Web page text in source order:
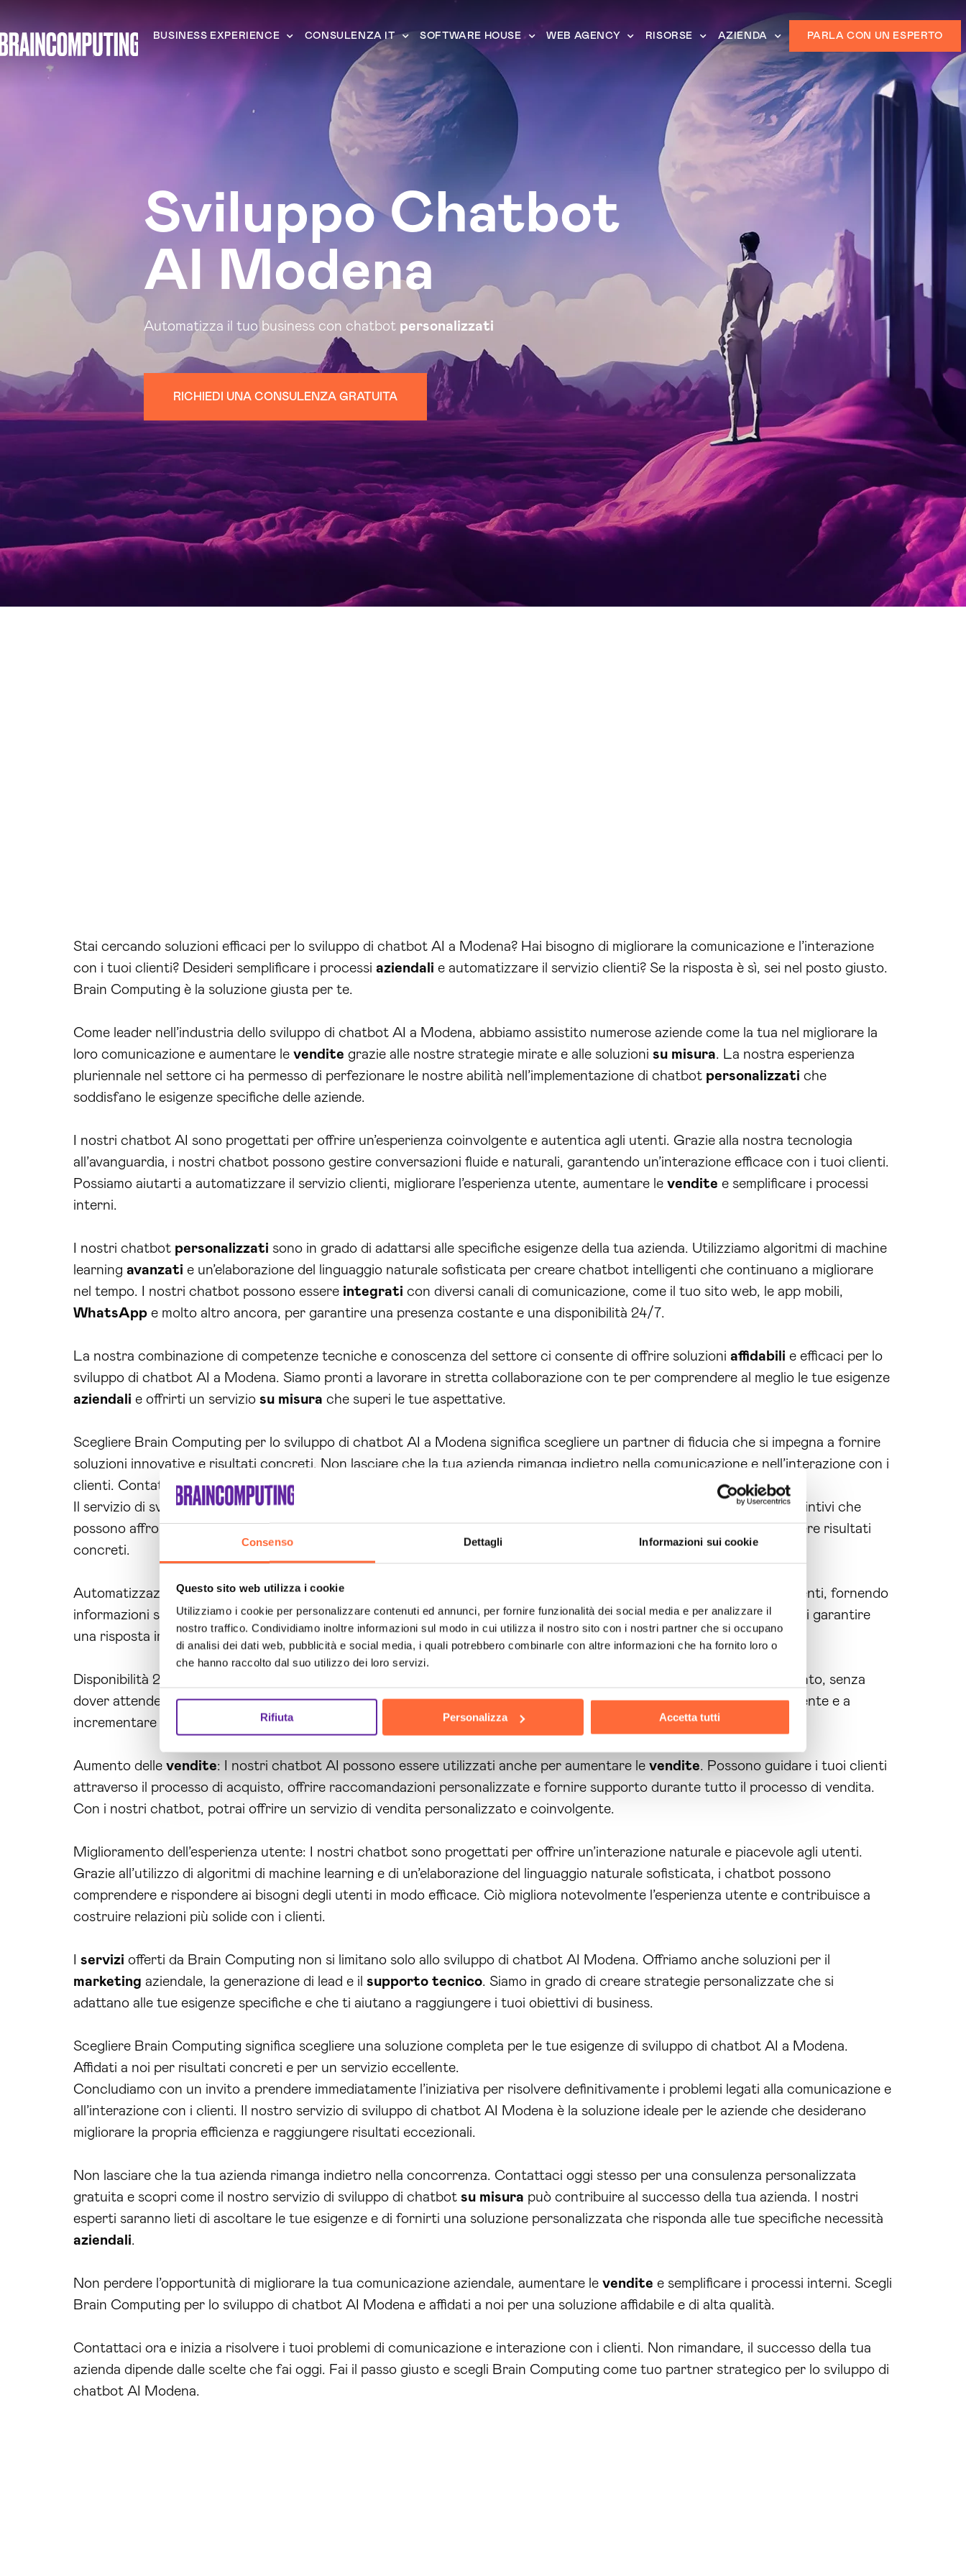
Consenso Dettagli Informazioni sui cookie
Questo sito web utilizza i cookie
Utilizziamo i cookie per personalizzare contenuti ed annunci, per fornire funzionalità dei social media e per analizzare il
nostro traffico. Condividiamo inoltre informazioni sul modo in cui utilizza il nostro sito con i nostri partner che si occupano
di analisi dei dati web, pubblicità e social media, i quali potrebbero combinarle con altre informazioni che ha fornito loro o
che hanno raccolto dal suo utilizzo dei loro servizi.
Rifiuta Personalizza Accetta tutti
BUSINESS EXPERIENCE CONSULENZA IT SOFTWARE HOUSE WEB AGENCY RISORSE AZIENDA PARLA CON UN ESPERTO
Sviluppo Chatbot
AI Modena
Automatizza il tuo business con chatbot personalizzati
RICHIEDI UNA CONSULENZA GRATUITA
Stai cercando soluzioni efficaci per lo sviluppo di chatbot AI a Modena? Hai bisogno di migliorare la comunicazione e l’interazione
con i tuoi clienti? Desideri semplificare i processi aziendali e automatizzare il servizio clienti? Se la risposta è sì, sei nel posto giusto.
Brain Computing è la soluzione giusta per te.
Come leader nell’industria dello sviluppo di chatbot AI a Modena, abbiamo assistito numerose aziende come la tua nel migliorare la
loro comunicazione e aumentare le vendite grazie alle nostre strategie mirate e alle soluzioni su misura. La nostra esperienza
pluriennale nel settore ci ha permesso di perfezionare le nostre abilità nell’implementazione di chatbot personalizzati che
soddisfano le esigenze specifiche delle aziende.
I nostri chatbot AI sono progettati per offrire un’esperienza coinvolgente e autentica agli utenti. Grazie alla nostra tecnologia
all’avanguardia, i nostri chatbot possono gestire conversazioni fluide e naturali, garantendo un’interazione efficace con i tuoi clienti.
Possiamo aiutarti a automatizzare il servizio clienti, migliorare l’esperienza utente, aumentare le vendite e semplificare i processi
interni.
I nostri chatbot personalizzati sono in grado di adattarsi alle specifiche esigenze della tua azienda. Utilizziamo algoritmi di machine
learning avanzati e un’elaborazione del linguaggio naturale sofisticata per creare chatbot intelligenti che continuano a migliorare
nel tempo. I nostri chatbot possono essere integrati con diversi canali di comunicazione, come il tuo sito web, le app mobili,
WhatsApp e molto altro ancora, per garantire una presenza costante e una disponibilità 24/7.
La nostra combinazione di competenze tecniche e conoscenza del settore ci consente di offrire soluzioni affidabili e efficaci per lo
sviluppo di chatbot AI a Modena. Siamo pronti a lavorare in stretta collaborazione con te per comprendere al meglio le tue esigenze
aziendali e offrirti un servizio su misura che superi le tue aspettative.
Scegliere Brain Computing per lo sviluppo di chatbot AI a Modena significa scegliere un partner di fiducia che si impegna a fornire
soluzioni innovative e risultati concreti. Non lasciare che la tua azienda rimanga indietro nella comunicazione e nell’interazione con i
clienti. Contattaci oggi stesso per una consulenza personalizzata o per ulteriori informazioni sui
offerti.
Il servizio di sviluppo di chatbot AI Modena offerto da Brain Computing offre numerose caratteristiche e vantaggi distintivi che
possono affrontare i problemi specifici delle aziende. Vediamo nel dettaglio come il nostro servizio può aiutarti a ottenere risultati
concreti.
Automatizzazione: I nostri chatbot AI sono in grado di automatizzare il servizio clienti, rispondendo a domande frequenti, fornendo
informazioni sui prodotti e molto altro ancora. Ciò ti consente di ridurre il carico di lavoro del tuo team di supporto e di garantire
una risposta immediata e precisa ai tuoi clienti.
Disponibilità 24/7: Grazie ai nostri chatbot, i tuoi clienti possono ottenere assistenza e informazioni in qualsiasi momento, senza
dover attendere l’apertura dell’ufficio. Questo miglioramento dell’accessibilità contribuisce a migliorare l’esperienza utente e a
incrementare la soddisfazione dei clienti.
Aumento delle vendite: I nostri chatbot AI possono essere utilizzati anche per aumentare le vendite. Possono guidare i tuoi clienti
attraverso il processo di acquisto, offrire raccomandazioni personalizzate e fornire supporto durante tutto il processo di vendita.
Con i nostri chatbot, potrai offrire un servizio di vendita personalizzato e coinvolgente.
Miglioramento dell’esperienza utente: I nostri chatbot sono progettati per offrire un’interazione naturale e piacevole agli utenti.
Grazie all’utilizzo di algoritmi di machine learning e di un’elaborazione del linguaggio naturale sofisticata, i chatbot possono
comprendere e rispondere ai bisogni degli utenti in modo efficace. Ciò migliora notevolmente l’esperienza utente e contribuisce a
costruire relazioni più solide con i clienti.
servizi offerti da Brain Computing non si limitano solo allo sviluppo di chatbot AI Modena. Offriamo anche soluzioni per il
marketing aziendale, la generazione di lead e il supporto tecnico. Siamo in grado di creare strategie personalizzate che si
adattano alle tue esigenze specifiche e che ti aiutano a raggiungere i tuoi obiettivi di business.
Scegliere Brain Computing significa scegliere una soluzione completa per le tue esigenze di sviluppo di chatbot AI a Modena.
Affidati a noi per risultati concreti e per un servizio eccellente.
Concludiamo con un invito a prendere immediatamente l’iniziativa per risolvere definitivamente i problemi legati alla comunicazione e
all’interazione con i clienti. Il nostro servizio di sviluppo di chatbot AI Modena è la soluzione ideale per le aziende che desiderano
migliorare la propria efficienza e raggiungere risultati eccezionali.
Non lasciare che la tua azienda rimanga indietro nella concorrenza. Contattaci oggi stesso per una consulenza personalizzata
gratuita e scopri come il nostro servizio di sviluppo di chatbot su misura può contribuire al successo della tua azienda. I nostri
esperti saranno lieti di ascoltare le tue esigenze e di fornirti una soluzione personalizzata che risponda alle tue specifiche necessità
aziendali.
Non perdere l’opportunità di migliorare la tua comunicazione aziendale, aumentare le vendite e semplificare i processi interni. Scegli
Brain Computing per lo sviluppo di chatbot AI Modena e affidati a noi per una soluzione affidabile e di alta qualità.
Contattaci ora e inizia a risolvere i tuoi problemi di comunicazione e interazione con i clienti. Non rimandare, il successo della tua
azienda dipende dalle scelte che fai oggi. Fai il passo giusto e scegli Brain Computing come tuo partner strategico per lo sviluppo di
chatbot AI Modena.